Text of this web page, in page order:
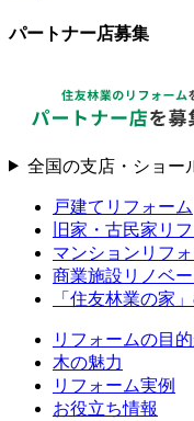
パートナー店募集
全国の支店・ショー
戸建てリフォーム
旧家・古民家リ
マンションリフ
商業施設リノベ
「住友林業の家
リフォームの目
木の魅力
リフォーム実例
お役立ち情報